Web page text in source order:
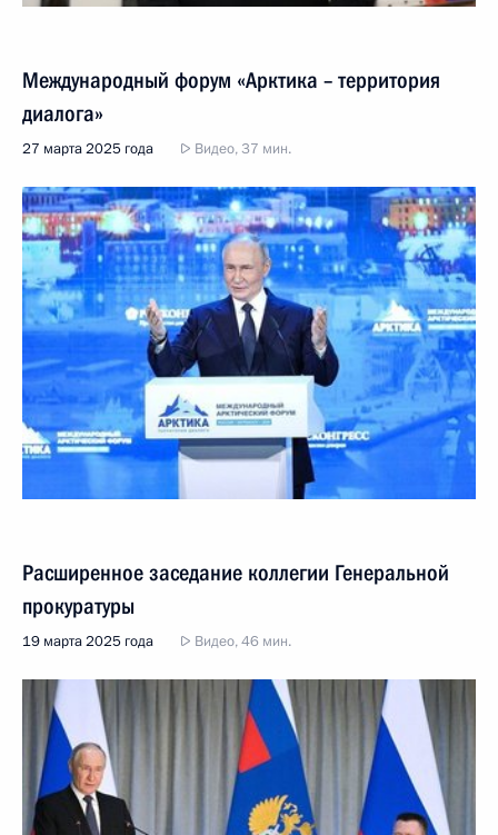
Международный форум «Арктика – территория
диалога»
27 марта 2025 года Видео, 37 мин.
Расширенное заседание коллегии Генеральной
прокуратуры
19 марта 2025 года Видео, 46 мин.